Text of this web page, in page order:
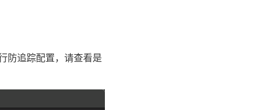
防追踪配置，请查看是